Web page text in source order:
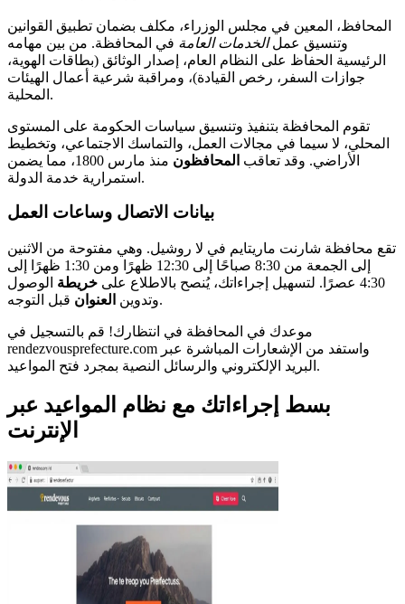
المحافظ، المعين في مجلس الوزراء، مكلف بضمان تطبيق القوانين
وتنسيق عملالخدمات العامة في المحافظة. من بين مهامه
الرئيسية الحفاظ على النظام العام، إصدار الوثائق (بطاقات الهوية،
جوازات السفر، رخص القيادة)، ومراقبة شرعية أعمال الهيئات
المحلية.
تقوم المحافظة بتنفيذ وتنسيق سياسات الحكومة على المستوى
المحلي، لا سيما في مجالات العمل، والتماسك الاجتماعي، وتخطيط
الأراضي. وقد تعاقب المحافظون
منذ مارس 1800، مما يضمن
استمرارية خدمة الدولة.
بيانات الاتصال وساعات العمل
تقع محافظة شارنت ماريتايم في لا روشيل. وهي مفتوحة من الاثنين
إلى الجمعة من 8:30 صباحًا إلى 12:30 ظهرًا ومن 1:30 ظهرًا إلى
4:30 عصرًا. لتسهيل إجراءاتك، يُنصح بالاطلاع على
خريطة الوصول
وتدوين العنوان قبل التوجه.
موعدك في المحافظة في انتظارك! قم بالتسجيل في
rendezvousprefecture.com واستفد من الإشعارات المباشرة عبر
البريد الإلكتروني والرسائل النصية بمجرد فتح المواعيد.
بسط إجراءاتك مع نظام المواعيد عبر
الإنترنت